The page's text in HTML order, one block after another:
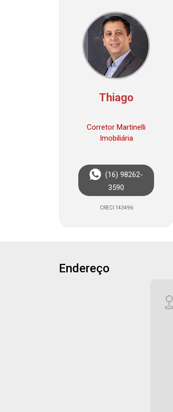
Thiago
Corretor Martinelli
Imobiliária
(16) 98262-
3590
CRECI 143496
Endereço